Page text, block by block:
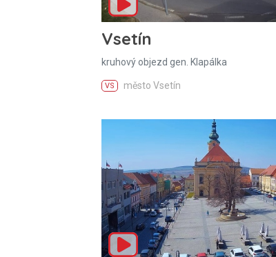
Vsetín
kruhový objezd gen. Klapálka
VS město Vsetín